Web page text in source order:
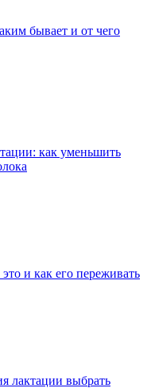
бывает и от чего
как уменьшить
и как его переживать
лактации выбрать